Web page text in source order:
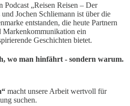
Podcast „Reisen Reisen – Der
Jochen Schliemann ist über die
entstanden, die heute Partnern
Markenkommunikation ein
Geschichten bietet.
wo man hinfährt - sondern warum.
macht unsere Arbeit wertvoll für
suchen.